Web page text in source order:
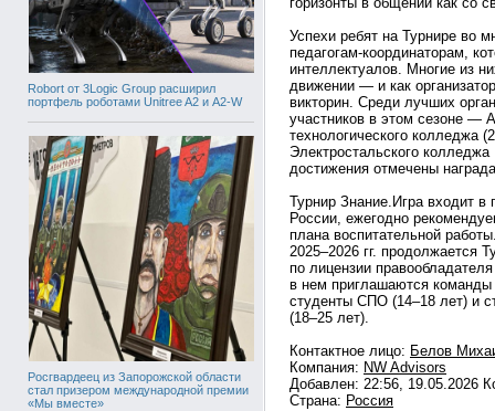
Robort от 3Logic Group расширил
портфель роботами Unitree A2 и A2-W
Росгвардеец из Запорожской области
стал призером международной премии
«Мы вместе»
Успехи ребят на Турнире во
педагогам-координаторам,
интеллектуалов. Многие из
движении — и как
викторин. Среди лучших
участников в этом сезоне —
технологического колледжа
Электростальского
достижения отмечены
Турнир Знание.Игра входит
России, ежегодно
плана воспитательной
2025–2026 гг. продолжается
по лицензии
в нем приглашаются команды
студенты СПО (14–18 лет) и
(18–25 лет).
Контактное лицо: Белов
Компания: NW Advisors
Добавлен: 22:56, 19.05.2026
Страна: Россия